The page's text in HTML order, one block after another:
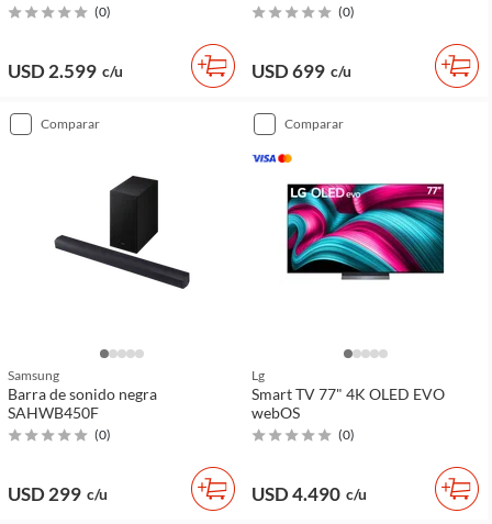
(0)
USD 2.599 c/u
(0)
USD 699 c/u
comparar
Samsung
Barra de sonido negra
SAHWB450F
(0)
USD 299 c/u
comparar
Lg
Smart TV 77" 4K OLED EVO
webOS
(0)
USD 4.490 c/u